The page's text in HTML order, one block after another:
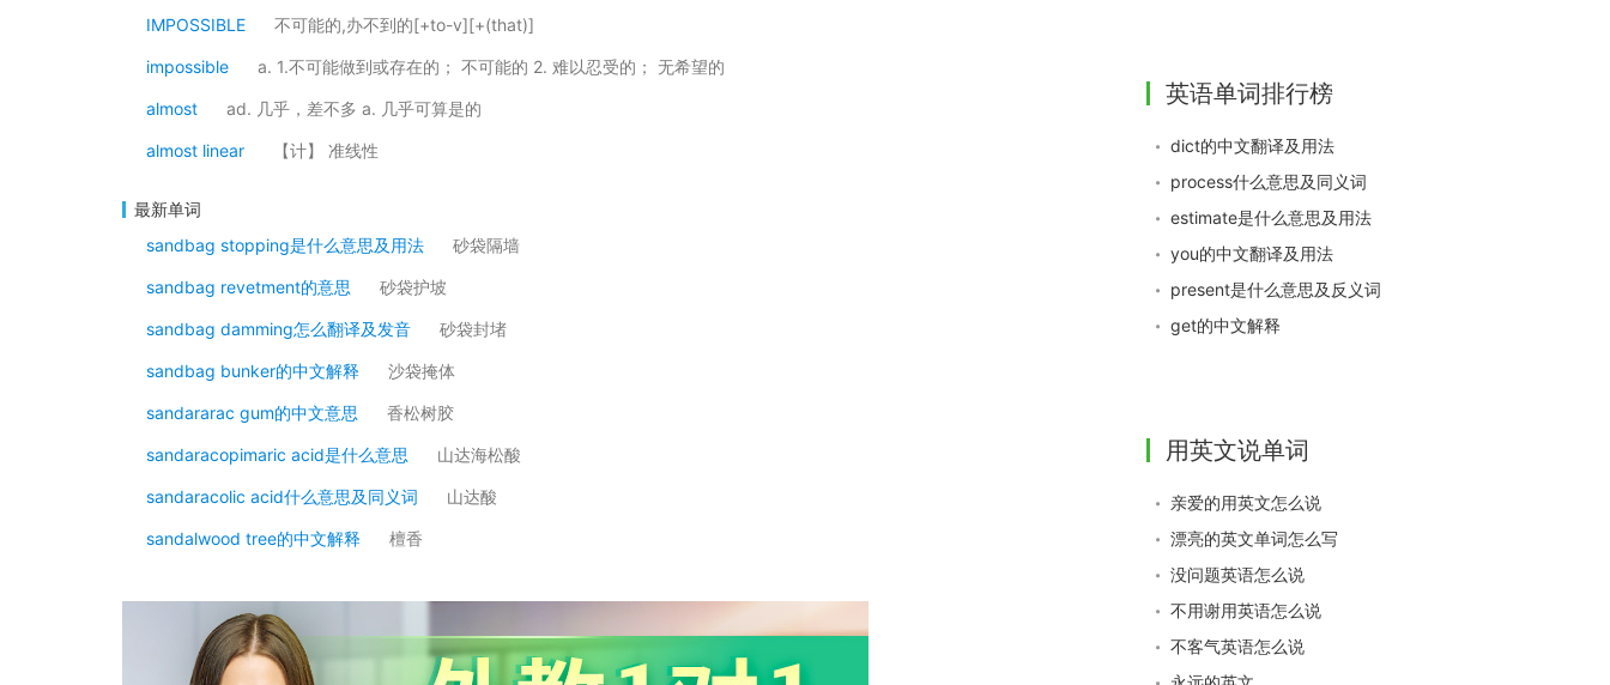
IMPOSSIBLE
不可能的,办不到的[+to-v][+(that)]
impossible a. 1.不可能做到或存在的； 不可能的 2. 难以忍受的； 无希望的
almost ad. 几乎，差不多 a. 几乎可算是的
almost linear 【计】 准线性
最新单词
sandbag stopping是什么意思及用法
砂袋隔墙
sandbag revetment的意思 砂袋护坡
sandbag damming怎么翻译及发音 砂袋封堵
sandbag bunker的中文解释 沙袋掩体
sandararac gum的中文意思 香松树胶
sandaracopimaric acid是什么意思 山达海松酸
sandaracolic acid什么意思及同义词 山达酸
sandalwood tree的中文解释 檀香
英语单词排行榜
dict的中文翻译及用法
process什么意思及同义词
estimate是什么意思及用法
you的中文翻译及用法
present是什么意思及反义词
get的中文解释
用英文说单词
亲爱的用英文怎么说
漂亮的英文单词怎么写
没问题英语怎么说
不用谢用英语怎么说
不客气英语怎么说